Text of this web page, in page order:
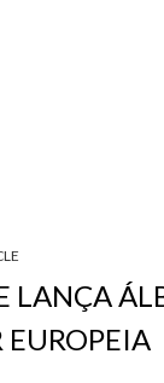
LANÇA
EUROPEIA